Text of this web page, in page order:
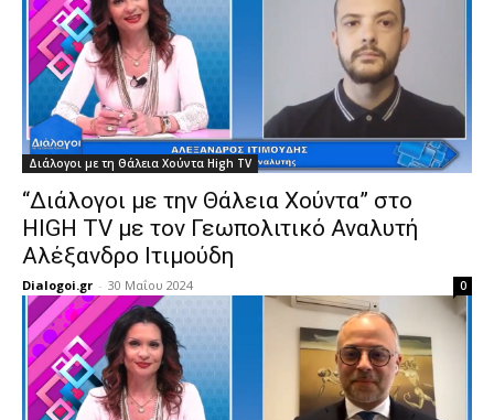
Διάλογοι με τη Θάλεια Χούντα High TV
“Διάλογοι με την Θάλεια Χούντα” στο
HIGH TV με τον Γεωπολιτικό Αναλυτή
Αλέξανδρο Ιτιμούδη
Dialogoi.gr - 30 Μαΐου 2024 0